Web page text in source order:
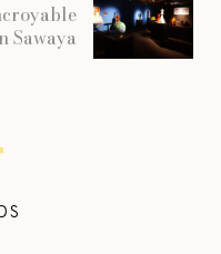
Sawaya